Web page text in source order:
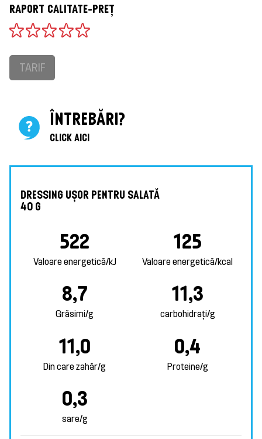
RAPORT CALITATE-PREȚ
TARIF
ÎNTREBĂRI?
CLICK AICI
DRESSING UȘOR PENTRU SALATĂ
40 G
522
Valoare energetică/kJ
125
Valoare energetică/kcal
8,7
Grăsimi/g
11,3
carbohidrați/g
11,0
Din care zahăr/g
0,4
Proteine/g
0,3
sare/g